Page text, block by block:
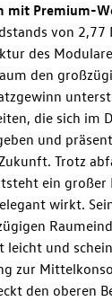
mit Premium-
von
des
den
die sich im
und
Trotz
ein großer
wirkt.
und
zur
den oberen